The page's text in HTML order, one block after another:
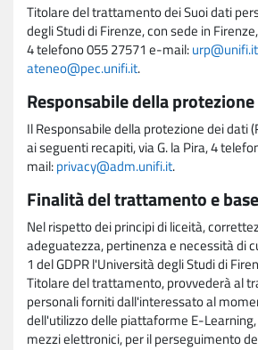
Titolare del trattamento dei Suoi dati
degli Studi di Firenze, con sede in
4 telefono 055 27571 e-mail:urp@unifi.it
ateneo@pec.unifi.it.
Responsabile della
Il Responsabile della protezione dei dati
ai seguenti recapiti, via G. la Pira, 4
mail:privacy@adm.unifi.it.
Finalità del trattamento e
Nel rispetto dei principi di liceità,
adeguatezza, pertinenza e necessità di
1 del GDPR l'Università degli Studi di
Titolare del trattamento, provvederà al
personali forniti dall'interessato al
dell'utilizzo delle piattaforme E-
mezzi elettronici, per il perseguimento